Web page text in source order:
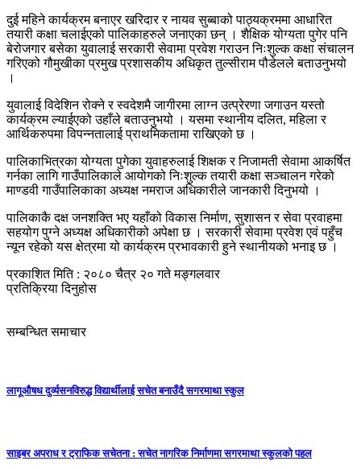
दुई महिने कार्यक्रम बनाएर खरिदार र नायव सुब्बाको पाठ्यक्रममा आधारित
तयारी कक्षा चलाईएको पालिकाहरुले जनाएका छन् । शैक्षिक योग्यता पुगेर पनि
बेरोजगार बसेका युवालाई सरकारी सेवामा प्रवेश गराउन निःशुल्क कक्षा संचालन
गरिएको गौमुखीका प्रमुख प्रशासकीय अधिकृत तुल्सीराम पौडेलले बताउनुभयो
।
युवालाई विदेशिन रोक्ने र स्वदेशमै जागीरमा लाग्न उत्प्रेरणा जगाउन यस्तो
कार्यक्रम ल्याईएको उहाँले बताउनुभयो । यसमा स्थानीय दलित, महिला र
आर्थिकरुपमा विपन्नतालाई प्राथमिकतामा राखिएको छ ।
पालिकाभित्रका योग्यता पुगेका युवाहरुलाई शिक्षक र निजामती सेवामा आकर्षित
गर्नका लागि गाउँपालिकाले आयोगको निःशुल्क तयारी कक्षा सञ्चालन गरेको
माण्डवी गाउँपालिकाका अध्यक्ष नमराज अधिकारीले जानकारी दिनुभयो ।
पालिकाकै दक्ष जनशक्ति भए यहाँको विकास निर्माण, सुशासन र सेवा प्रवाहमा
सहयोग पुग्ने अध्यक्ष अधिकारीको अपेक्षा छ । सरकारी सेवामा प्रवेश एवं पहुँच
न्यून रहेको यस क्षेत्रमा यो कार्यक्रम प्रभावकारी हुने स्थानीयको भनाइ छ ।
प्रकाशित मिति : २०८० चैत्र २० गते मङ्गलवार
प्रतिक्रिया दिनुहोस
सम्बन्धित समाचार
लागूऔषध दुर्व्यसनविरुद्ध विद्यार्थीलाई सचेत बनाउँदै सगरमाथा स्कुल
साइबर अपराध र ट्राफिक सचेतना : सचेत नागरिक निर्माणमा सगरमाथा स्कुलको पहल